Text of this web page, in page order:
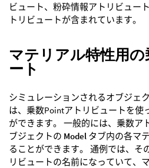
ビュート、粉砕情報アトリビュー
トリビュートが含まれています。
マテリアル特性用
ート
シミュレーションされるオブジェ
は、乗数Pointアトリビュートを使
ができます。 一般的には、乗数ア
ブジェクトの Model タブ内の各マ
ることができます。 通例では、そ
リビュートの名前になっていて、